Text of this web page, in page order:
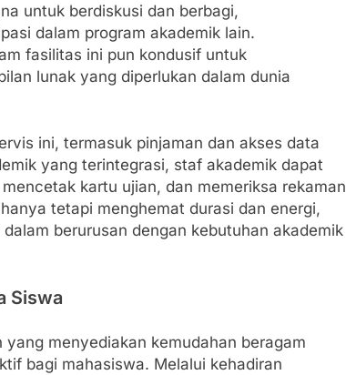
untuk berdiskusi dan berbagi,
dalam program akademik lain.
fasilitas ini pun kondusif untuk
lunak yang diperlukan dalam dunia
ini, termasuk pinjaman dan akses data
yang terintegrasi, staf akademik dapat
kartu ujian, dan memeriksa rekaman
tetapi menghemat durasi dan energi,
berurusan dengan kebutuhan akademik
Siswa
menyediakan kemudahan beragam
bagi mahasiswa. Melalui kehadiran